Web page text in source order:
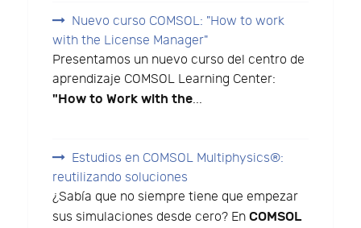
Nuevo curso COMSOL: "How to work
with the License Manager"
Presentamos un nuevo curso del centro de
aprendizaje COMSOL Learning Center:
"How to Work with the...
Estudios en COMSOL Multiphysics®:
reutilizando soluciones
¿Sabía que no siempre tiene que empezar
sus simulaciones desde cero? En COMSOL